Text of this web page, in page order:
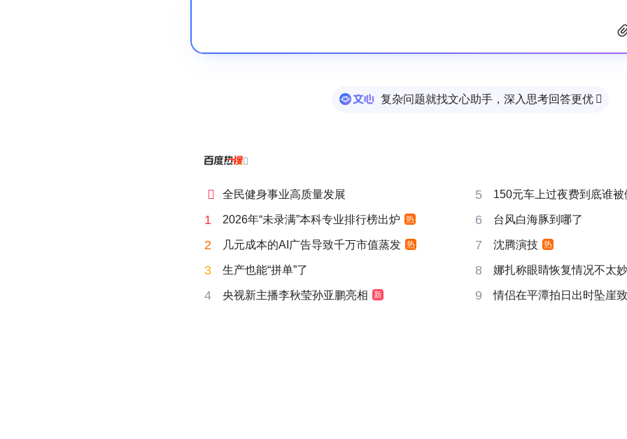
复杂问题就找文心助手，深入思考回答更优 

 全民健身事业高质量发展 5 150元车上过夜费到底谁被
1 2026年“未录满”本科专业排行榜出炉 热 6 台风白海豚到哪了
2 几元成本的AI广告导致千万市值蒸发 热 7 沈腾演技 热
3 生产也能“拼单”了 8 娜扎称眼睛恢复情况不太妙
4 央视新主播李秋莹孙亚鹏亮相 新 9 情侣在平潭拍日出时坠崖